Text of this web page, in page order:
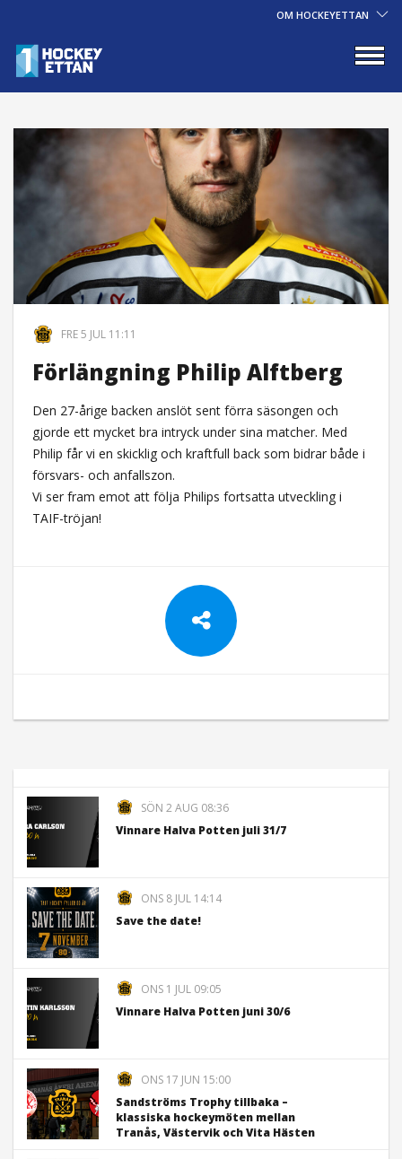
OM HOCKEYETTAN
FRE 5 JUL 11:11
Förlängning Philip Alftberg
Den 27-årige backen anslöt sent förra säsongen och
gjorde ett mycket bra intryck under sina matcher. Med
Philip får vi en skicklig och kraftfull back som bidrar både i
försvars- och anfallszon.
Vi ser fram emot att följa Philips fortsatta utveckling i
TAIF-tröjan!
SÖN 2 AUG 08:36
Vinnare Halva Potten juli 31/7
ONS 8 JUL 14:14
Save the date!
ONS 1 JUL 09:05
Vinnare Halva Potten juni 30/6
ONS 17 JUN 15:00
Sandströms Trophy tillbaka –
klassiska hockeymöten mellan
Tranås, Västervik och Vita Hästen